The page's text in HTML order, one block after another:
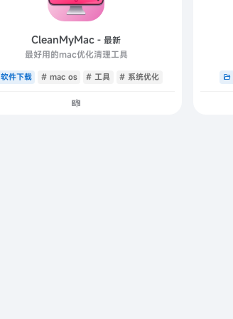
CleanMyMac - 最新
最好用的mac优化清理工具
软件下载 # mac os # 工具 # 系统优化